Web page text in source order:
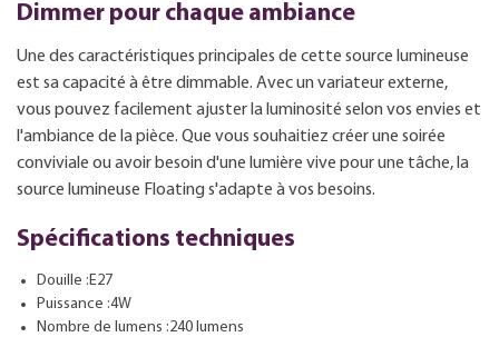
Dimmer pour chaque ambiance
Une des caractéristiques principales de cette source lumineuse
est sa capacité à être dimmable. Avec un variateur externe,
vous pouvez facilement ajuster la luminosité selon vos envies et
l'ambiance de la pièce. Que vous souhaitiez créer une soirée
conviviale ou avoir besoin d'une lumière vive pour une tâche, la
source lumineuse Floating s'adapte à vos besoins.
Spécifications techniques
Douille :E27
Puissance :4W
Nombre de lumens :240 lumens